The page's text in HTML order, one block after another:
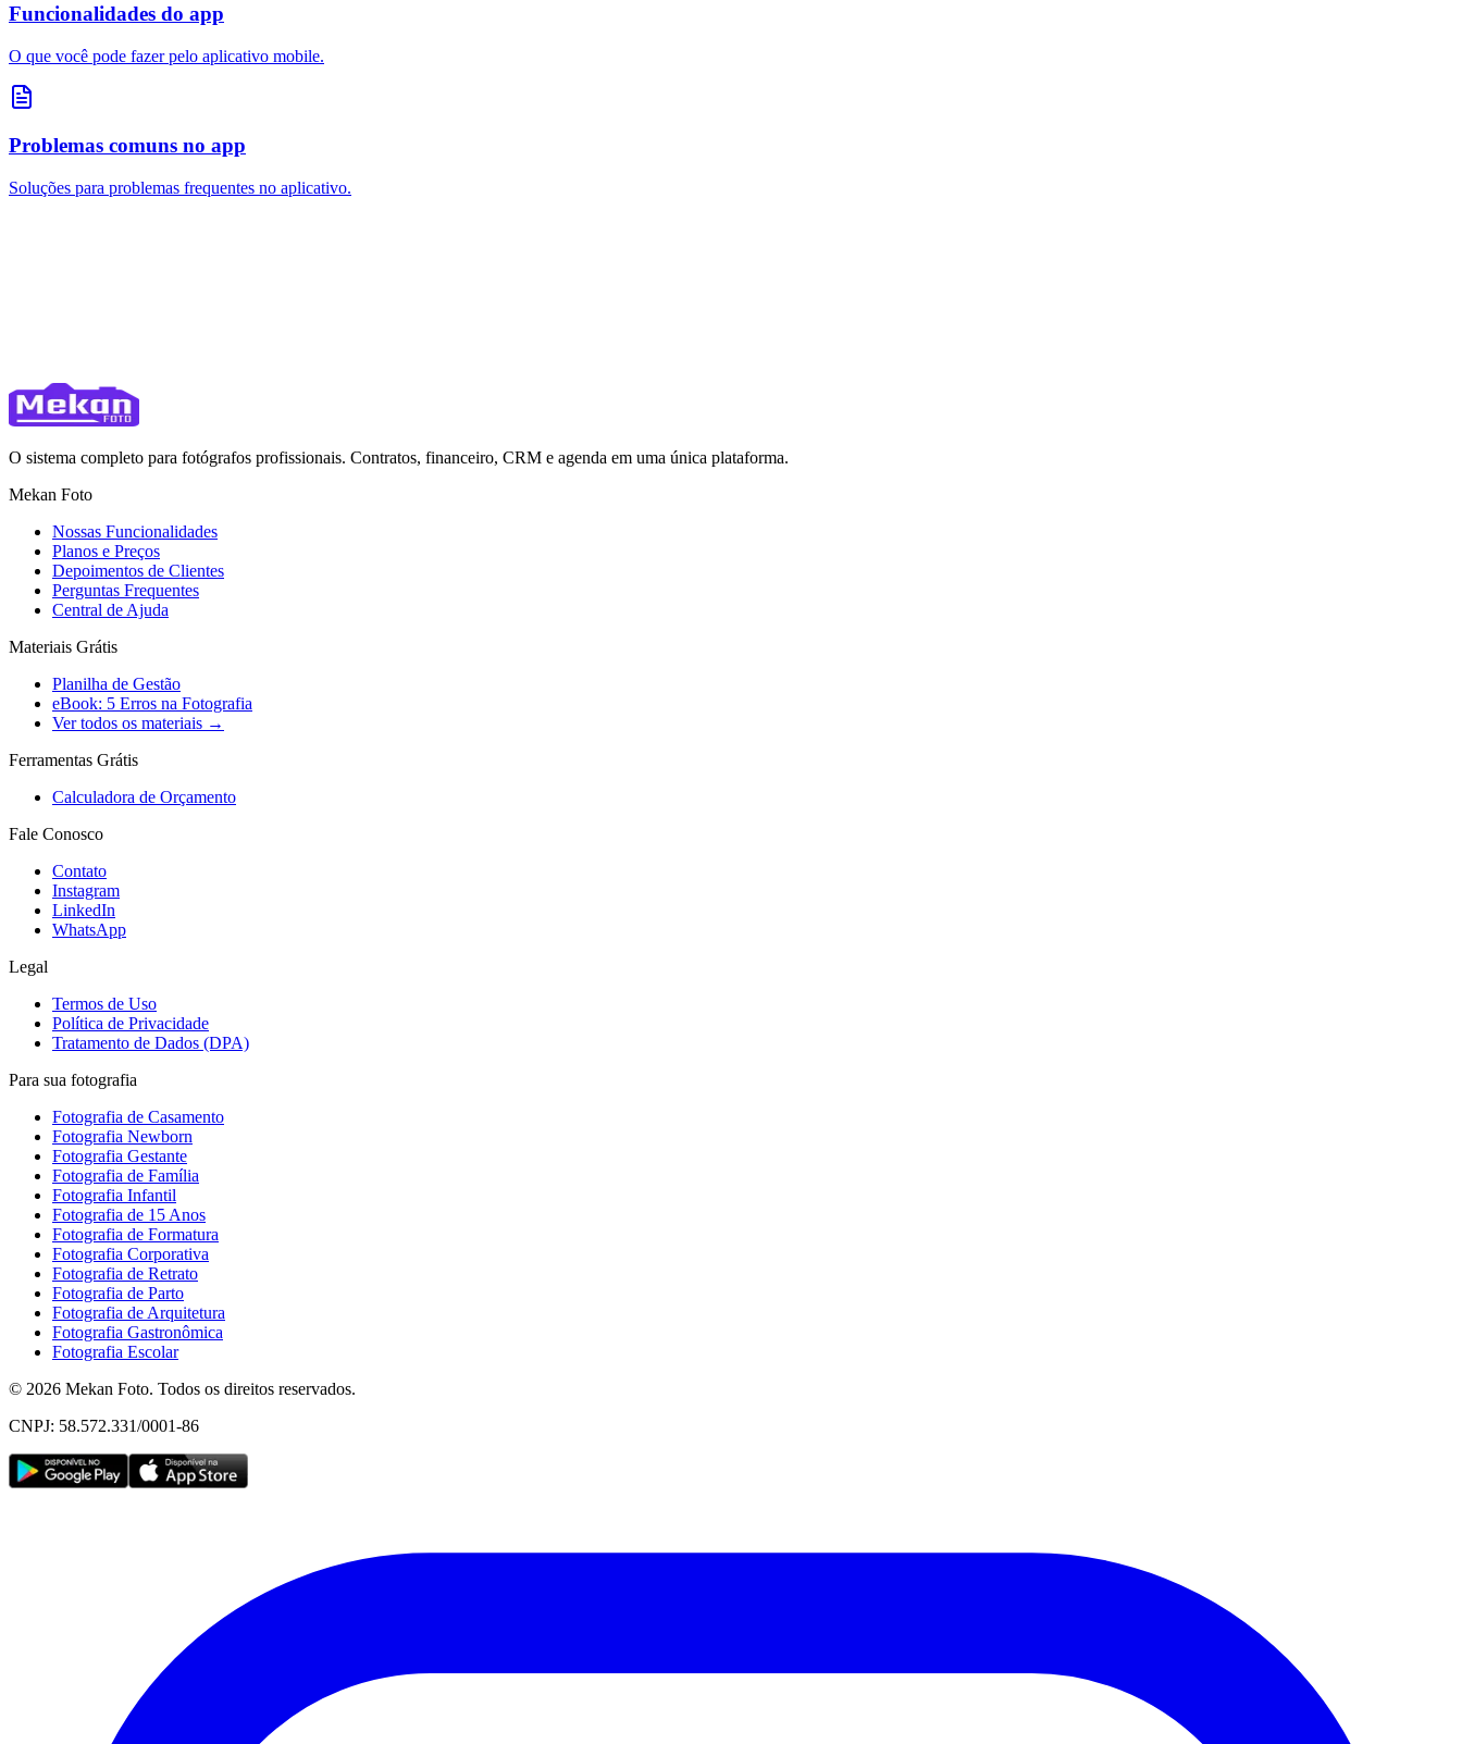
Funcionalidades do app
O que você pode fazer pelo aplicativo mobile.
Problemas comuns no app
Soluções para problemas frequentes no aplicativo.
O sistema completo para fotógrafos profissionais. Contratos, financeiro, CRM e agenda em uma única plataforma.
Mekan Foto
Nossas Funcionalidades
Planos e Preços
Depoimentos de Clientes
Perguntas Frequentes
Central de Ajuda
Materiais Grátis
Planilha de Gestão
eBook: 5 Erros na Fotografia
Ver todos os materiais →
Ferramentas Grátis
Calculadora de Orçamento
Fale Conosco
Contato
Instagram
LinkedIn
WhatsApp
Legal
Termos de Uso
Política de Privacidade
Tratamento de Dados (DPA)
Para sua fotografia
Fotografia de Casamento
Fotografia Newborn
Fotografia Gestante
Fotografia de Família
Fotografia Infantil
Fotografia de 15 Anos
Fotografia de Formatura
Fotografia Corporativa
Fotografia de Retrato
Fotografia de Parto
Fotografia de Arquitetura
Fotografia Gastronômica
Fotografia Escolar
© 2026 Mekan Foto. Todos os direitos reservados.
CNPJ: 58.572.331/0001-86